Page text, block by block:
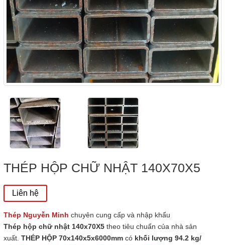
THÉP HỘP CHỮ NHẬT 140X70X5
Liên hệ
Thép Nguyễn Minh chuyên cung cấp và nhập khẩu
Thép hộp chữ nhật 140x70X5 theo tiêu chuẩn của nhà sản
xuất. THÉP HỘP 70x140x5x6000mm có khối lượng 94.2 kg/